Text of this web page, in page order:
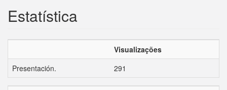
Estatística
Visualizações
Presentación.
291